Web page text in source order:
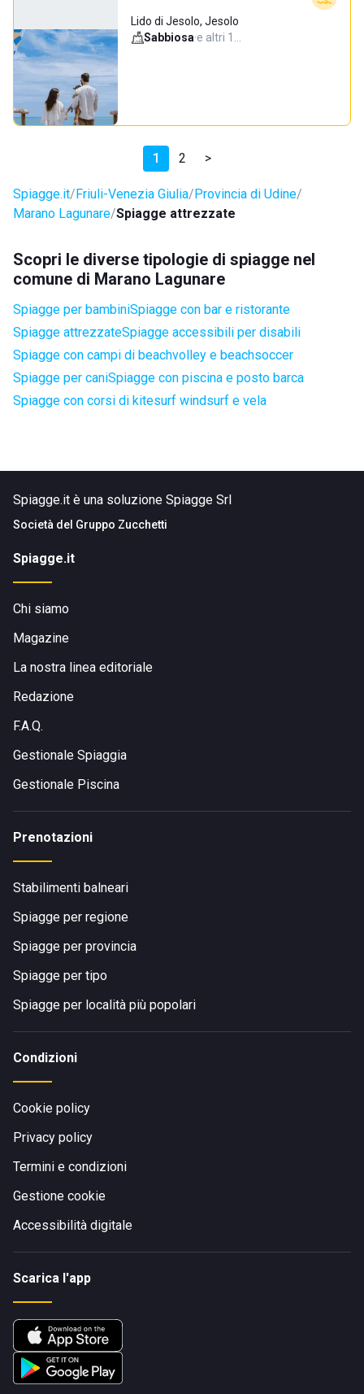
Lido di Jesolo, Jesolo
Sabbiosa·e altri 1…
1 2 >
Spiagge.it Friuli-Venezia Giulia Provincia di Udine
Marano Lagunare Spiagge attrezzate
Scopri le diverse tipologie di spiagge nel
comune di Marano Lagunare
Spiagge per bambiniSpiagge con bar e ristorante
Spiagge attrezzateSpiagge accessibili per disabili
Spiagge con campi di beachvolley e beachsoccer
Spiagge per caniSpiagge con piscina e posto barca
Spiagge con corsi di kitesurf windsurf e vela
Spiagge.it è una soluzione Spiagge Srl
Società del Gruppo Zucchetti
Spiagge.it
Chi siamo
Magazine
La nostra linea editoriale
Redazione
F.A.Q.
Gestionale Spiaggia
Gestionale Piscina
Prenotazioni
Stabilimenti balneari
Spiagge per regione
Spiagge per provincia
Spiagge per tipo
Spiagge per località più popolari
Condizioni
Cookie policy
Privacy policy
Termini e condizioni
Gestione cookie
Accessibilità digitale
Scarica l'app